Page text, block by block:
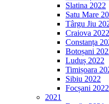
Slatina 2022
Satu Mare
Târgu Jiu
Craiova 2022
Constanța
Botoșani
Luduș 2022
Timișoara
Sibiu 2022
Focșani 2022
2021